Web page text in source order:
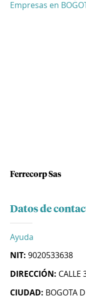
Empresas en
Ferrecorp Sas
Datos de
Ayuda
NIT: 9020533638
DIRECCIÓN: CALLE
CIUDAD: BOGOTA